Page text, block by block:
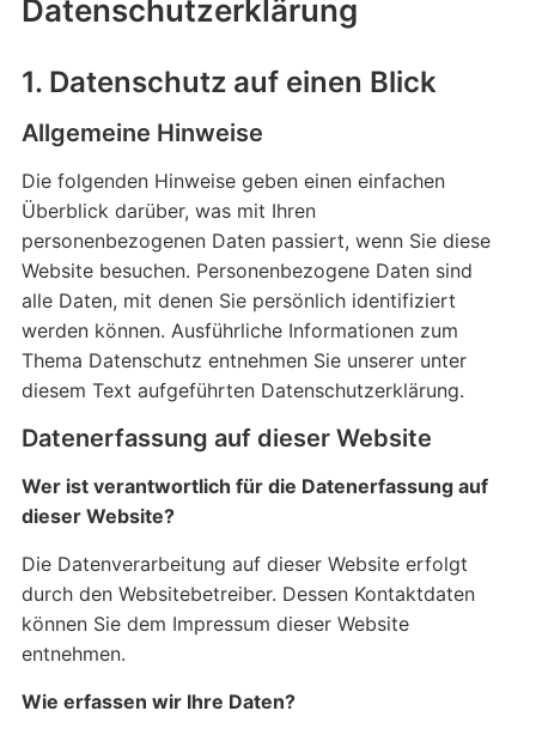
Datenschutzerklärung
1. Datenschutz auf einen Blick
Allgemeine Hinweise
Die folgenden Hinweise geben einen einfachen
Überblick darüber, was mit Ihren
personenbezogenen Daten passiert, wenn Sie diese
Website besuchen. Personenbezogene Daten sind
alle Daten, mit denen Sie persönlich identifiziert
werden können. Ausführliche Informationen zum
Thema Datenschutz entnehmen Sie unserer unter
diesem Text aufgeführten Datenschutzerklärung.
Datenerfassung auf dieser Website
Wer ist verantwortlich für die Datenerfassung auf
dieser Website?
Die Datenverarbeitung auf dieser Website erfolgt
durch den Websitebetreiber. Dessen Kontaktdaten
können Sie dem Impressum dieser Website
entnehmen.
Wie erfassen wir Ihre Daten?